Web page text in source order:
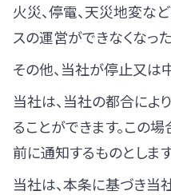
火災、停電、天災地変な
スの運営ができなくなっ
その他、当社が停止又
当社は、当社の都合によ
ることができます。この
前に通知するものとします
当社は、本条に基づき当